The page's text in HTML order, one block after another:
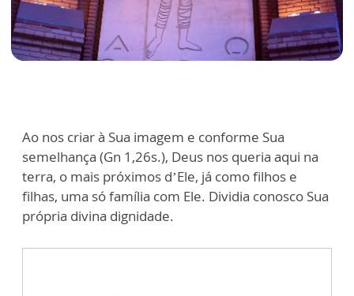
Ao nos criar à Sua imagem e conforme Sua
semelhança (Gn 1,26s.), Deus nos queria aqui na
terra, o mais próximos d’Ele, já como filhos e
filhas, uma só família com Ele. Dividia conosco Sua
própria divina dignidade.